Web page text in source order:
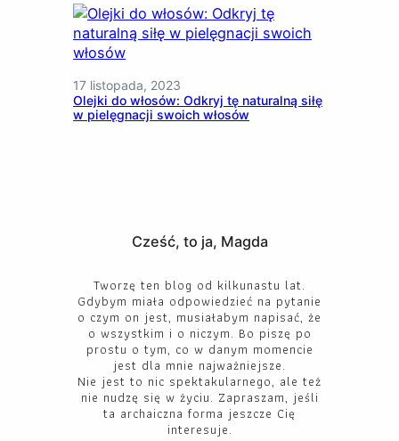
17 listopada, 2023
Olejki do włosów: Odkryj tę naturalną siłę
w pielęgnacji swoich włosów
Cześć, to ja, Magda
Tworzę ten blog od kilkunastu lat.
Gdybym miała odpowiedzieć na pytanie
o czym on jest, musiałabym napisać, że
o wszystkim i o niczym. Bo piszę po
prostu o tym, co w danym momencie
jest dla mnie najważniejsze.
Nie jest to nic spektakularnego, ale też
nie nudzę się w życiu. Zapraszam, jeśli
ta archaiczna forma jeszcze Cię
interesuje.